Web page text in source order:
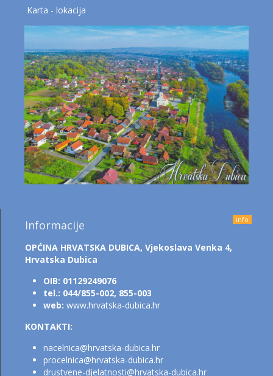
Karta - lokacija
info
Informacije
OPĆINA HRVATSKA DUBICA, Vjekoslava Venka 4,
Hrvatska Dubica
OIB: 01129249076
tel.: 044/855-002, 855-003
web: www.hrvatska-dubica.hr
KONTAKTI:
nacelnica@hrvatska-dubica.hr
procelnica@hrvatska-dubica.hr
drustvene-djelatnosti@hrvatska-dubica.hr